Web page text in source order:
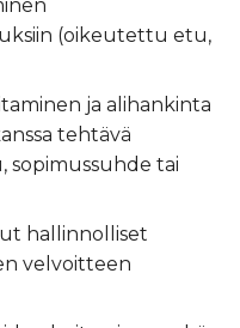
(oikeutettu etu,
ja alihankinta
tehtävä
tai
hallinnolliset
velvoitteen